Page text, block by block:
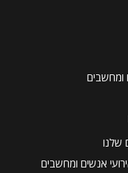
ומחשבים
שלנו
אנשים ומחשבים